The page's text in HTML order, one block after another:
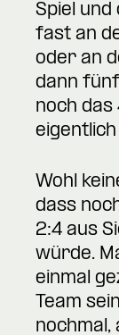
Spiel
fast an
oder an
dann
noch das
Wohl
dass
2:4 aus
würde.
einmal
Team
nochmal,